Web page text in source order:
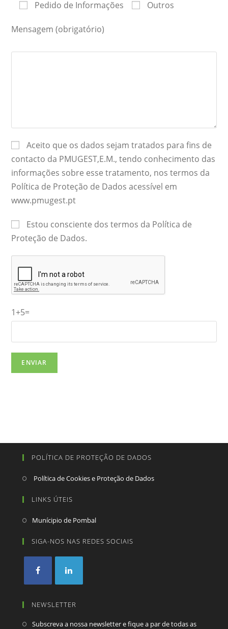
Pedido de Informações Outros
Mensagem (obrigatório)
Aceito que os dados sejam tratados para fins de
contacto da PMUGEST,E.M., tendo conhecimento das
informações sobre esse tratamento, nos termos da
Política de Proteção de Dados acessível em
www.pmugest.pt
Estou consciente dos termos da Política de
Proteção de Dados.
1+5=
POLÍTICA DE PROTEÇÃO DE DADOS
Política de Cookies e Proteção de Dados
LINKS ÚTEIS
Munícipio de Pombal
SIGA-NOS NAS REDES SOCIAIS
NEWSLETTER
Subscreva a nossa newsletter e fique a par de todas as